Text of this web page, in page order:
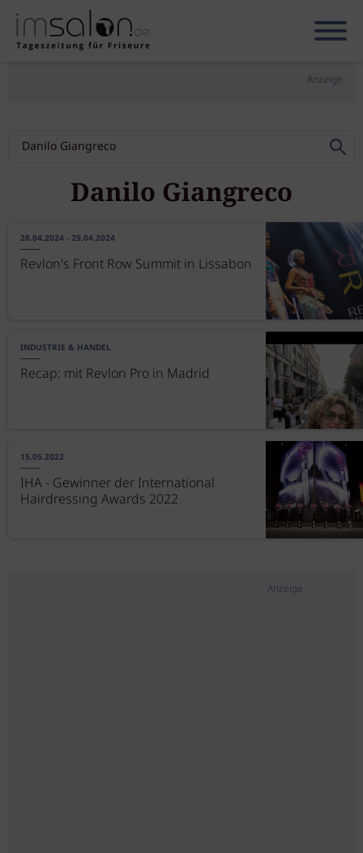
Anzeige
Danilo Giangreco
28.04.2024 - 29.04.2024
Revlon's Front Row Summit in Lissabon
INDUSTRIE & HANDEL
Recap: mit Revlon Pro in Madrid
15.05.2022
IHA - Gewinner der International
Hairdressing Awards 2022
Anzeige